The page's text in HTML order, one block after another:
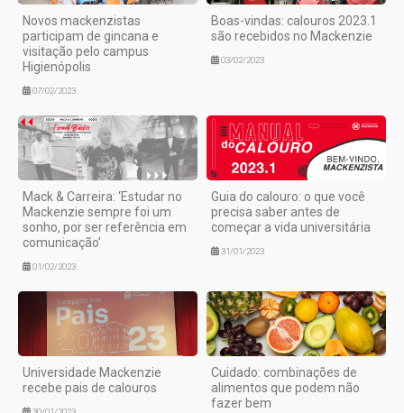
Novos mackenzistas
participam de gincana e
visitação pelo campus
Higienópolis
07/02/2023
Boas-vindas: calouros 2023.1
são recebidos no Mackenzie
03/02/2023
Mack & Carreira: ‘Estudar no
Mackenzie sempre foi um
sonho, por ser referência em
comunicação’
01/02/2023
Guia do calouro: o que você
precisa saber antes de
começar a vida universitária
31/01/2023
Universidade Mackenzie
recebe pais de calouros
Cuidado: combinações de
alimentos que podem não
fazer bem